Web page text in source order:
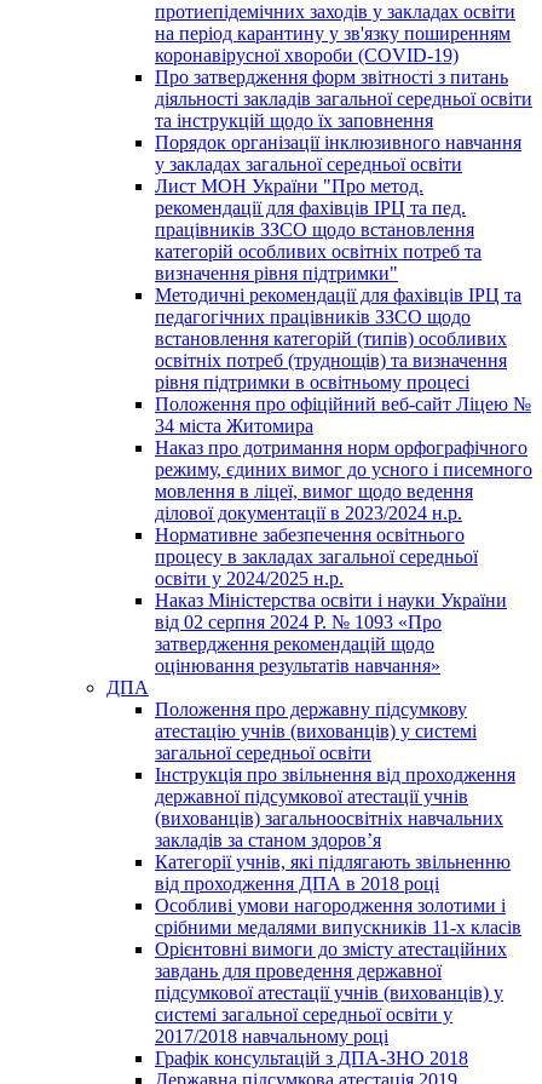
протиепідемічних заходів у закладах освіти
на період карантину у зв'язку поширенням
коронавірусної хвороби (COVID-19)
Про затвердження форм звітності з питань
діяльності закладів загальної середньої освіти
та інструкцій щодо їх заповнення
Порядок організації інклюзивного навчання
у закладах загальної середньої освіти
Лист МОН України "Про метод.
рекомендації для фахівців ІРЦ та пед.
працівників ЗЗСО щодо встановлення
категорій особливих освітніх потреб та
визначення рівня підтримки"
Методичні рекомендації для фахівців ІРЦ та
педагогічних працівників ЗЗСО щодо
встановлення категорій (типів) особливих
освітніх потреб (труднощів) та визначення
рівня підтримки в освітньому процесі
Положення про офіційний веб-сайт Ліцею №
34 міста Житомира
Наказ про дотримання норм орфографічного
режиму, єдиних вимог до усного і писемного
мовлення в ліцеї, вимог щодо ведення
ділової документації в 2023/2024 н.р.
Нормативне забезпечення освітнього
процесу в закладах загальної середньої
освіти у 2024/2025 н.р.
Наказ Міністерства освіти і науки України
від 02 серпня 2024 Р. № 1093 «Про
затвердження рекомендацій щодо
оцінювання результатів навчання»
ДПА
Положення про державну підсумкову
атестацію учнів (вихованців) у системі
загальної середньої освіти
Інструкція про звільнення від проходження
державної підсумкової атестації учнів
(вихованців) загальноосвітніх навчальних
закладів за станом здоров’я
Категорії учнів, які підлягають звільненню
від проходження ДПА в 2018 році
Особливі умови нагородження золотими і
срібними медалями випускників 11-х класів
Орієнтовні вимоги до змісту атестаційних
завдань для проведення державної
підсумкової атестації учнів (вихованців) у
системі загальної середньої освіти у
2017/2018 навчальному році
Графік консультацій з ДПА-ЗНО 2018
Державна підсумкова атестація 2019